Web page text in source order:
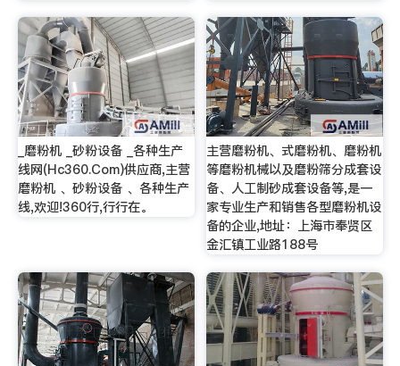
_磨粉机 _砂粉设备 _各种生产
线网(Hc360.Com)供应商,主营
磨粉机 、砂粉设备 、各种生产
线,欢迎!360行,行行在。
主营磨粉机、式磨粉机、磨粉机
等磨粉机械以及磨粉筛分成套设
备、人工制砂成套设备等,是一
家专业生产和销售各型磨粉机设
备的企业,地址：上海市奉贤区
金汇镇工业路188号